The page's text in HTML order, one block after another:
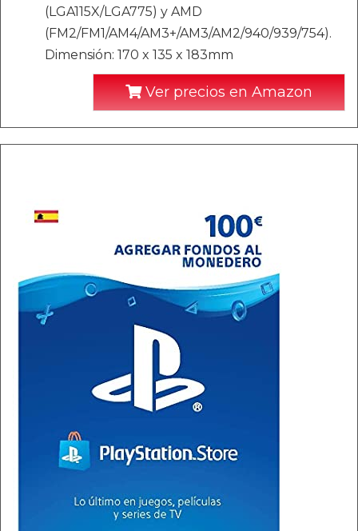
(LGA115X/LGA775) y AMD
(FM2/FM1/AM4/AM3+/AM3/AM2/940/939/754).
Dimensión: 170 x 135 x 183mm
Ver precios en Amazon